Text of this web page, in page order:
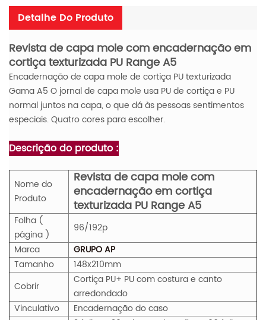
Detalhe Do Produto
Revista de capa mole com encadernação em
cortiça texturizada PU Range A5
Encadernação de capa mole de cortiça PU texturizada
Gama A5 O jornal de capa mole usa PU de cortiça e PU
normal juntos na capa, o que dá às pessoas sentimentos
especiais. Quatro cores para escolher.
Descrição do produto :
Nome do
Produto
Revista de capa mole com
encadernação em cortiça
texturizada PU Range A5
Folha (
página )
96/192p
Marca
GRUPO AP
Tamanho
148x210mm
Cobrir
Cortiça PU+ PU com costura e canto
arredondado
Vinculativo
Encadernação do caso